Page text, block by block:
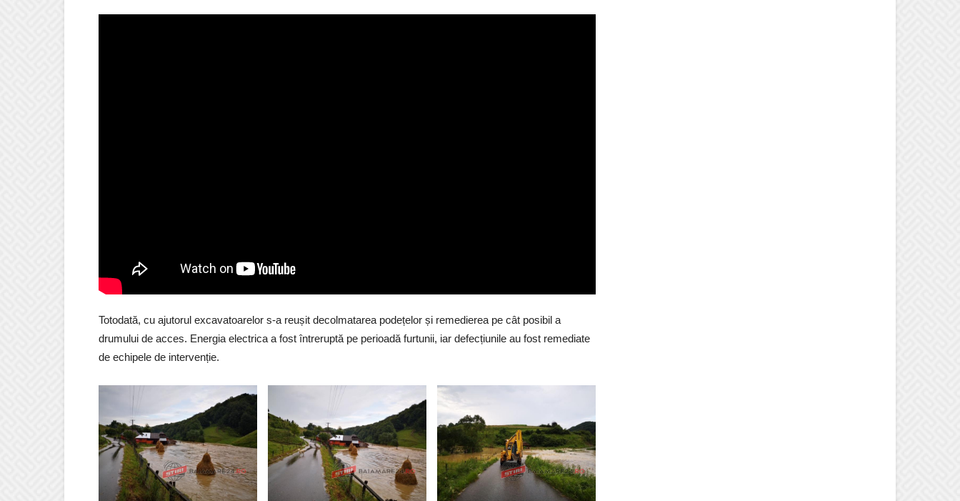
Totodată, cu ajutorul excavatoarelor s-a reușit decolmatarea podețelor și remedierea pe cât posibil a
drumului de acces. Energia electrica a fost întreruptă pe perioadă furtunii, iar defecțiunile au fost remediate
de echipele de intervenție.